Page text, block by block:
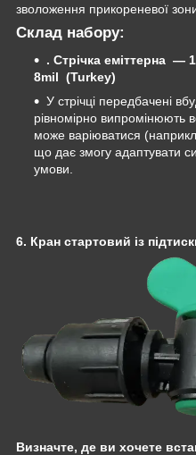
зволоження прикореневої
Склад набору:
. Стрічка еміттерна —
8mil (Turkey)
У стрічці передбачені
рівномірно випромінюють
може варіюватися
що дає змогу адаптувати
умови.
6. Кран стартовий із
Визначте, де ви хочете